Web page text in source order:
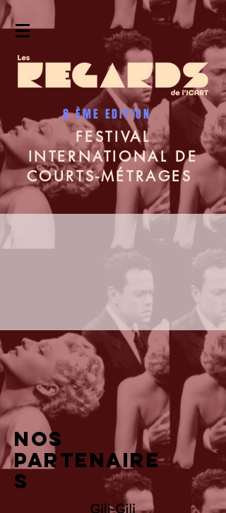
8 ÈME EDITION
FESTIVAL
INTERNATIONAL DE
COURTS-MÉTRAGES
Nos
partenaire
s